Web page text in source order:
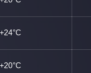
+24°C
+20°C